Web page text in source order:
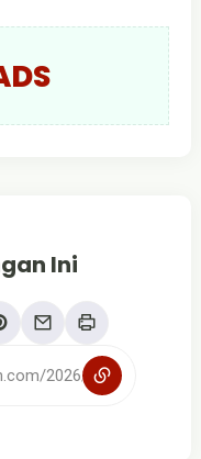
Ini